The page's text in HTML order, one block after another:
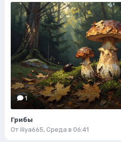
1
Грибы
От iliya665, Среда в 06:41